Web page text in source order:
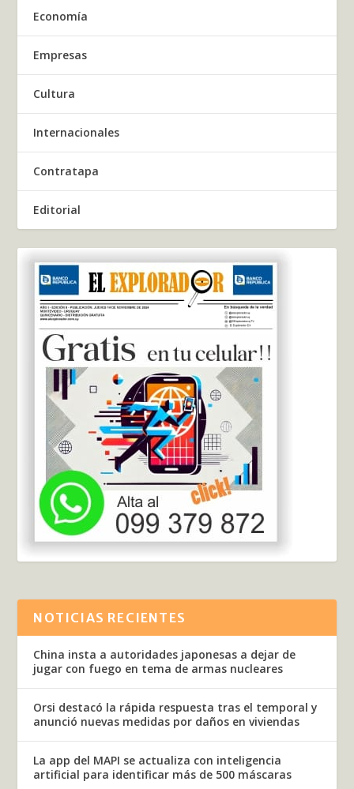
Economía
Empresas
Cultura
Internacionales
Contratapa
Editorial
NOTICIAS RECIENTES
China insta a autoridades japonesas a dejar de
jugar con fuego en tema de armas nucleares
Orsi destacó la rápida respuesta tras el temporal y
anunció nuevas medidas por daños en viviendas
La app del MAPI se actualiza con inteligencia
artificial para identificar más de 500 máscaras